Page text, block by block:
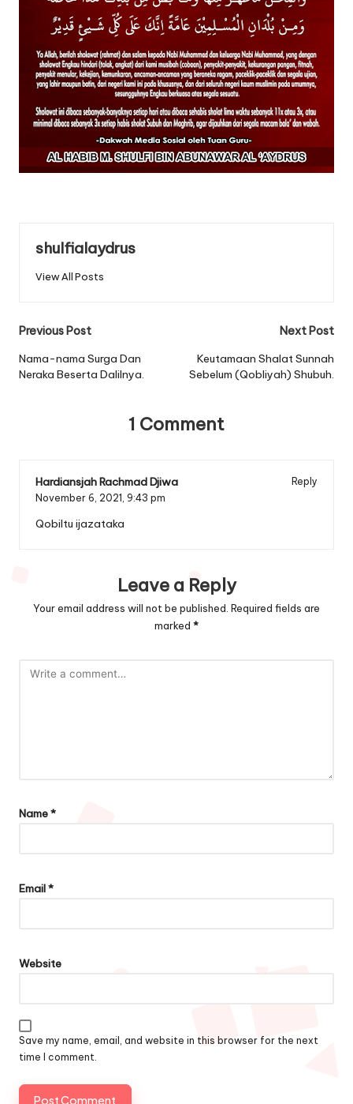
shulfialaydrus
View All Posts
Post
navigation
Previous Post
Nama-nama Surga Dan
Neraka Beserta Dalilnya.
Next Post
Keutamaan Shalat Sunnah
Sebelum (Qobliyah) Shubuh.
1 Comment
Hardiansjah Rachmad Djiwa
Reply
November 6, 2021, 9:43 pm
Qobiltu ijazataka
Leave a Reply
Your email address will not be published. Required fields are
marked *
Name*
Email*
Website
Save my name, email, and website in this browser for the next
time I comment.